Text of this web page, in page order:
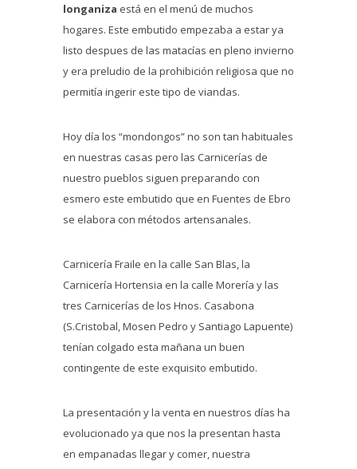
longaniza está en el menú de muchos
hogares. Este embutido empezaba a estar ya
listo despues de las matacías en pleno invierno
y era preludio de la prohibición religiosa que no
permitía ingerir este tipo de viandas.
Hoy día los “mondongos” no son tan habituales
en nuestras casas pero las Carnicerías de
nuestro pueblos siguen preparando con
esmero este embutido que en Fuentes de Ebro
se elabora con métodos artensanales.
Carnicería Fraile en la calle San Blas, la
Carnicería Hortensia en la calle Morería y las
tres Carnicerías de los Hnos. Casabona
(S.Cristobal, Mosen Pedro y Santiago Lapuente)
tenían colgado esta mañana un buen
contingente de este exquisito embutido.
La presentación y la venta en nuestros días ha
evolucionado ya que nos la presentan hasta
en empanadas llegar y comer, nuestra